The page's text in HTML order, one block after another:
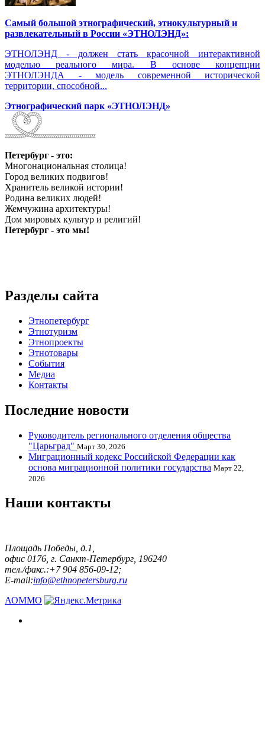
Самый большой этнографический, этнокультурный и
развлекательный в России «ЭТНОЛЭНД»:
ЭТНОЛЭНД - должен стать красочной интерактивной
моделью реального мира. В основе концепции
ЭТНОЛЭНДА - модель современной исторической
территории, способной...
Этнографический парк «ЭТНОЛЭНД»
Петербург - это:
Многонациональная столица!
Город великих подвигов!
Хранитель великой истории!
Родина великих людей!
Жемчужина архитектуры!
Дом мировых культур и религий!
Петербург - это мы!
Разделы сайта
Этнопетербург
Этнотуризм
Этнопроекты
Этнотовары
События
Медиа
Контакты
Последние новости
Руководитель регионального отделения общества
"Царьград" Март 30, 2026
Миграционный кодекс Российской Федерации как
основа миграционной политики государства Март 22,
2026
Наши контакты
Площадь Победы, д.1,
офис 0176, г. Санкт-Петербург, 196240
тел./факс.:+7 904 856-09-12;
E-mail:info@ethnopetersburg.ru
АОММО